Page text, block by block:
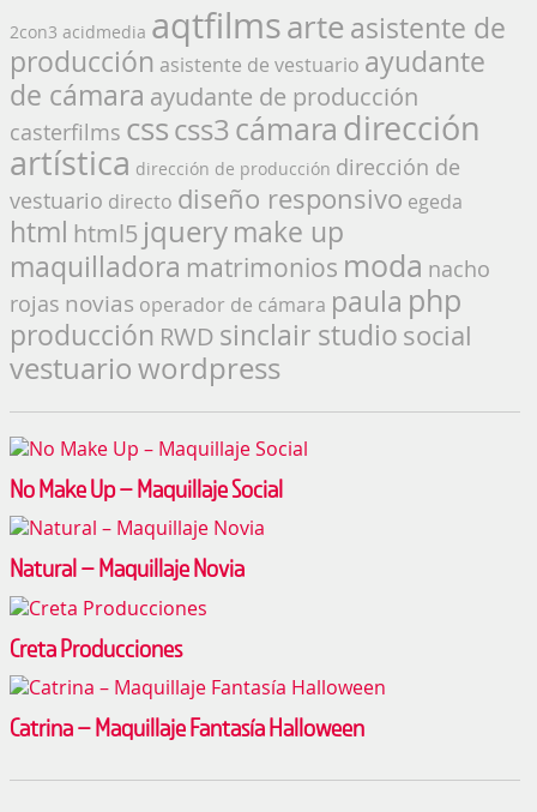
2con3 acidmedia aqtfilmsarte asistente de
producción asistente de vestuario ayudante
de cámara ayudante de producción
casterfilms csscss3 cámara dirección
artística dirección de producción dirección de
vestuario directo diseño responsivo egeda
html html5 jquerymake up
maquilladora matrimonios moda nacho
rojas novias operador de cámara paula php
producción RWD sinclair studio social
vestuariowordpress
No Make Up – Maquillaje Social
Natural – Maquillaje Novia
Creta Producciones
Catrina – Maquillaje Fantasía Halloween